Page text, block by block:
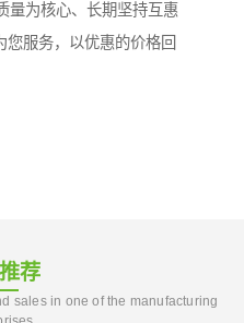
量为核心、长期坚持互惠
您服务，以优惠的价格回
荐
sales in one of the manufacturing